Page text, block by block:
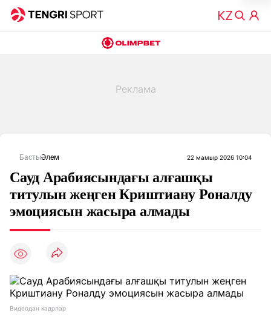
БастыӘлем 22 мамыр 2026 10:04
Сауд Арабиясындағы алғашқы
титулын жеңген Криштиану Роналду
эмоциясын жасыра алмады
Видеодан кадрлар